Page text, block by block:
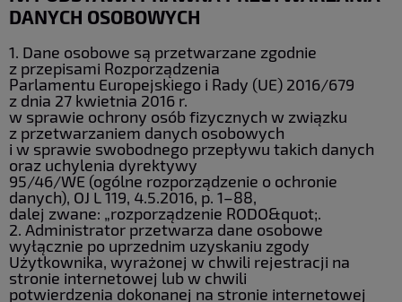
DANYCH OSOBOWYCH
1. Dane osobowe są przetwarzane zgodnie
z przepisami Rozporządzenia
Parlamentu Europejskiego i Rady (UE) 2016/679
z dnia 27 kwietnia 2016 r.
w sprawie ochrony osób fizycznych w związku
z przetwarzaniem danych osobowych
i w sprawie swobodnego przepływu takich danych
oraz uchylenia dyrektywy
95/46/WE (ogólne rozporządzenie o ochronie
danych), OJ L 119, 4.5.2016, p. 1–88,
dalej zwane: „rozporządzenie RODO&quot;.
2. Administrator przetwarza dane osobowe
wyłącznie po uprzednim uzyskaniu zgody
Użytkownika, wyrażonej w chwili rejestracji na
stronie internetowej lub w chwili
potwierdzenia dokonanej na stronie internetowej